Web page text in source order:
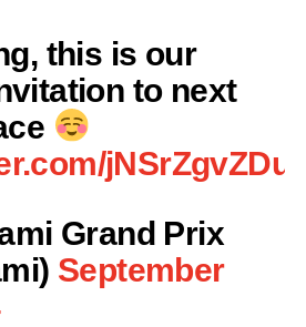
this is our
to next
jNSrZgvZDu
Grand Prix
September